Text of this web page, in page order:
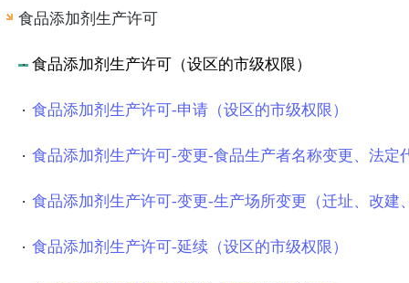
食品添加剂生产许可
食品添加剂生产许可（设区的市级权限）
食品添加剂生产许可-申请（设区的市级权限）
食品添加剂生产许可-延续（设区的市级权限）